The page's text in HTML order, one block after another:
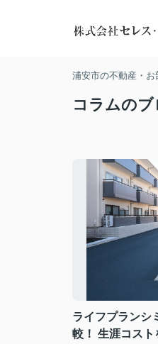
浦安市の不動産・
コラムの
ライフプランシ
較！ 生涯コス